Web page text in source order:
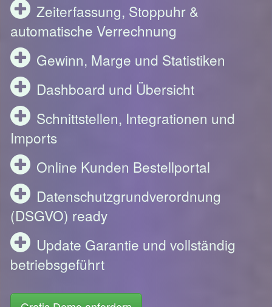
Zeiterfassung, Stoppuhr &
automatische Verrechnung
Gewinn, Marge und Statistiken
Dashboard und Übersicht
Schnittstellen, Integrationen und
Imports
Online Kunden Bestellportal
Datenschutzgrundverordnung
(DSGVO) ready
Update Garantie und vollständig
betriebsgeführt